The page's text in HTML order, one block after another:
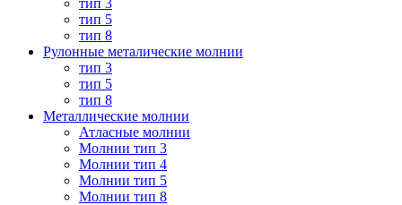
тип 3
тип 5
тип 8
Рулонные металические молнии
тип 3
тип 5
тип 8
Металлические молнии
Атласные молнии
Молнии тип 3
Молнии тип 4
Молнии тип 5
Молнии тип 8